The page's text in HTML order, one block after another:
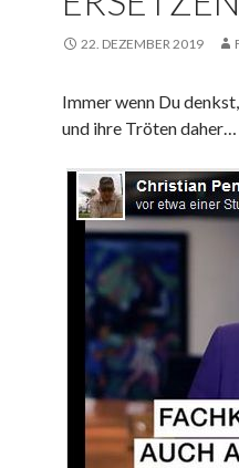
22. DEZEMBER 2019
Immer wenn Du
und ihre Tröten daher…